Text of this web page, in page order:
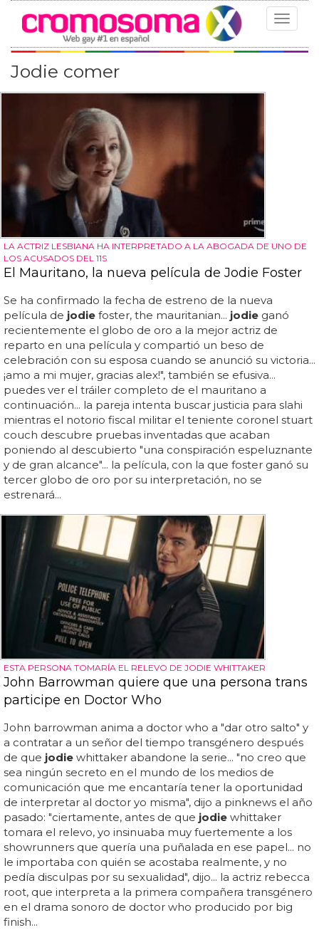
Toggle
Jodie comer
LA ACTRIZ LESBIANA HA INTERPRETADO A LA ABOGADA DE UNO DE
LOS ACUSADOS DEL 11S
El Mauritano, la nueva película de Jodie Foster
Se ha confirmado la fecha de estreno de la nueva
película de jodie foster, the mauritanian... jodie ganó
recientemente el globo de oro a la mejor actriz de
reparto en una película y compartió un beso de
celebración con su esposa cuando se anunció su victoria...
¡amo a mi mujer, gracias alex!", también se efusiva...
puedes ver el tráiler completo de el mauritano a
continuación... la pareja intenta buscar justicia para slahi
mientras el notorio fiscal militar el teniente coronel stuart
couch descubre pruebas inventadas que acaban
poniendo al descubierto "una conspiración espeluznante
y de gran alcance"... la película, con la que foster ganó su
tercer globo de oro por su interpretación, no se
estrenará...
ESTA PERSONA TOMARÍA EL RELEVO DE JODIE WHITTAKER
John Barrowman quiere que una persona trans
participe en Doctor Who
John barrowman anima a doctor who a "dar otro salto" y
a contratar a un señor del tiempo transgénero después
de que jodie whittaker abandone la serie... "no creo que
sea ningún secreto en el mundo de los medios de
comunicación que me encantaría tener la oportunidad
de interpretar al doctor yo misma", dijo a pinknews el año
pasado: "ciertamente, antes de que jodie whittaker
tomara el relevo, yo insinuaba muy fuertemente a los
showrunners que quería una puñalada en ese papel... no
le importaba con quién se acostaba realmente, y no
pedía disculpas por su sexualidad", dijo... la actriz rebecca
root, que interpreta a la primera compañera transgénero
en el drama sonoro de doctor who producido por big
finish...